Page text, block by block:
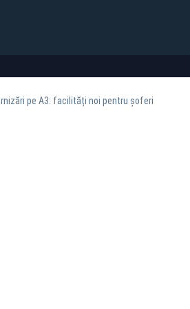
pe A3: facilități noi pentru șoferi